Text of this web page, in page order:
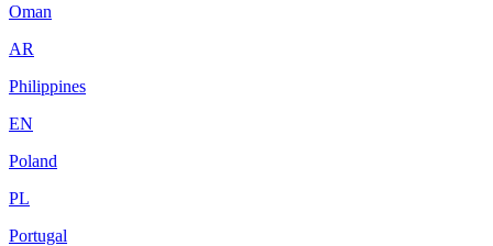
Oman
AR
Philippines
EN
Poland
PL
Portugal